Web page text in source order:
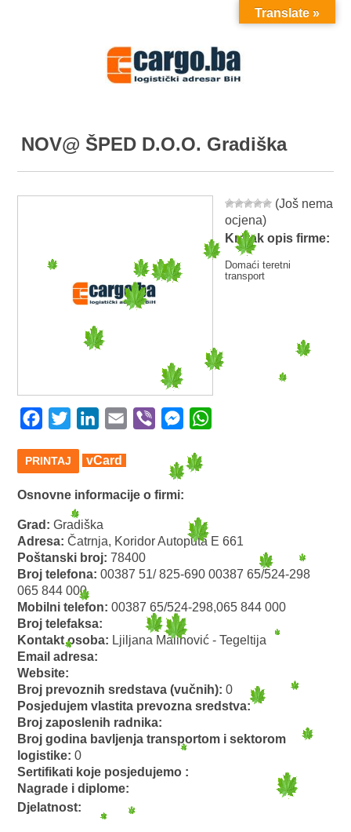
MENU
NOV@ ŠPED D.O.O. Gradiška
(Još nema
ocjena)
Kratak opis firme:
Domaći teretni
transport
Facebook
Twitter LinkedIn
Email Viber Messenger
PRINTAJ vCard
Osnovne informacije o firmi:
Grad:Gradiška
Adresa:Čatrnja, Koridor Autoputa E 661
Poštanski broj:78400
Broj telefona:00387 51/ 825-690 00387 65/524-298
065 844 000
Mobilni telefon:00387 65/524-298,065 844 000
Broj telefaksa:
Kontakt osoba: Ljiljana Malinović - Tegeltija
Email adresa:
Website:
Broj prevoznih sredstava (vučnih):0
Posjedujem vlastita prevozna sredstva:
Broj zaposlenih radnika:
Broj godina bavljenja transportom i sektorom
logistike:0
Sertifikati koje posjedujemo :
Nagrade i diplome:
Djelatnost:
Translate »